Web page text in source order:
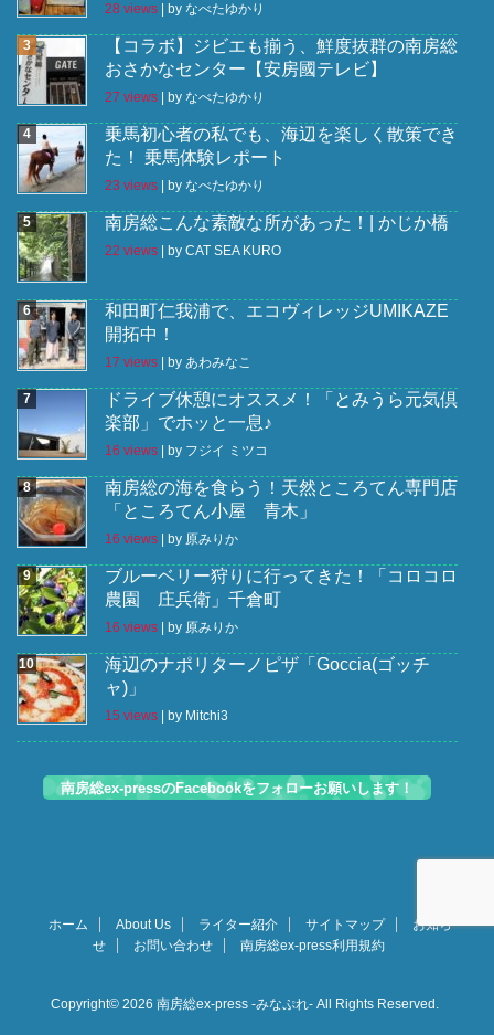
28 views by なべたゆかり
【コラボ】ジビエも揃う、鮮度抜群の南房総
おさかなセンター【安房國テレビ】
27 views by なべたゆかり
乗馬初心者の私でも、海辺を楽しく散策でき
た！ 乗馬体験レポート
23 views by なべたゆかり
南房総こんな素敵な所があった！| かじか橋
22 views by CAT SEA KURO
和田町仁我浦で、エコヴィレッジUMIKAZE
開拓中！
17 views by あわみなこ
ドライブ休憩にオススメ！「とみうら元気倶
楽部」でホッと一息♪
16 views by フジイ ミツコ
南房総の海を食らう！天然ところてん専門店
「ところてん小屋 青木」
16 views by 原みりか
ブルーベリー狩りに行ってきた！「コロコロ
農園 庄兵衛」千倉町
16 views by 原みりか
海辺のナポリターノピザ「Goccia(ゴッチ
ャ)」
15 views by Mitchi3
南房総ex-pressのFacebookをフォローお願いします！
ホーム About Us ライター紹介 サイトマップ
お知ら
せ
お問い合わせ 南房総ex-press利用規約
Copyright© 2026 南房総ex-press -みなぷれ- All Rights Reserved.